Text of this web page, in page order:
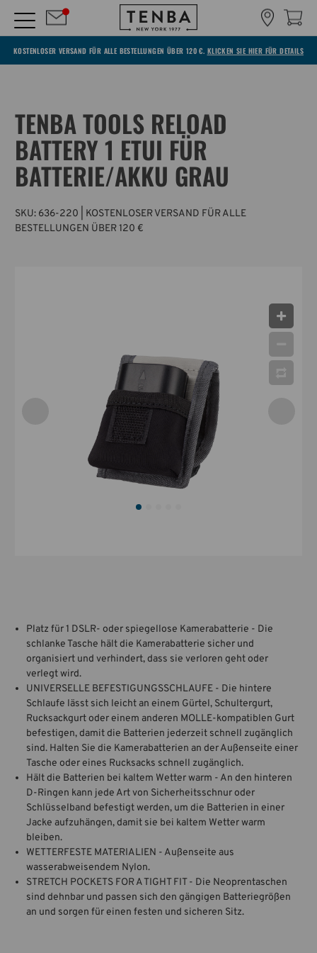
KOSTENLOSER VERSAND FÜR ALLE BESTELLUNGEN ÜBER 120 €. KLICKEN SIE HIER FÜR DETAILS
TENBA TOOLS RELOAD
BATTERY 1 ETUI FÜR
BATTERIE/AKKU GRAU
SKU: 636-220 | KOSTENLOSER VERSAND FÜR ALLE
BESTELLUNGEN ÜBER 120 €
Platz für 1 DSLR- oder spiegellose Kamerabatterie - Die
schlanke Tasche hält die Kamerabatterie sicher und
organisiert und verhindert, dass sie verloren geht oder
verlegt wird.
UNIVERSELLE BEFESTIGUNGSSCHLAUFE - Die hintere
Schlaufe lässt sich leicht an einem Gürtel, Schultergurt,
Rucksackgurt oder einem anderen MOLLE-kompatiblen Gurt
befestigen, damit die Batterien jederzeit schnell zugänglich
sind. Halten Sie die Kamerabatterien an der Außenseite einer
Tasche oder eines Rucksacks schnell zugänglich.
Hält die Batterien bei kaltem Wetter warm - An den hinteren
D-Ringen kann jede Art von Sicherheitsschnur oder
Schlüsselband befestigt werden, um die Batterien in einer
Jacke aufzuhängen, damit sie bei kaltem Wetter warm
bleiben.
WETTERFESTE MATERIALIEN - Außenseite aus
wasserabweisendem Nylon.
STRETCH POCKETS FOR A TIGHT FIT - Die Neoprentaschen
sind dehnbar und passen sich den gängigen Batteriegrößen
an und sorgen für einen festen und sicheren Sitz.